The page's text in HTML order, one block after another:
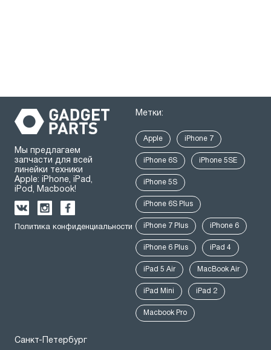
Мы предлагаем
запчасти для всей
линейки техники
Apple: iPhone, iPad,
iPod, Macbook!
Политика конфиденциальности
Метки:
Apple iPhone 7
iPhone 6S iPhone 5SE
iPhone 5S
iPhone 6S Plus
iPhone 7 Plus iPhone 6
iPhone 6 Plus iPad 4
iPad 5 Air MacBook Air
iPad Mini iPad 2
Macbook Pro
Санкт-Петербург